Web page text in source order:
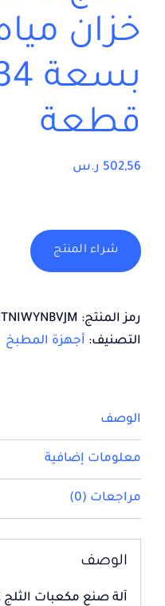
خزان
قطعة
502,56 ر.س
شراء المنتج
رمز المنتج:
التصنيف: أجهزة المطبخ
الوصف
معلومات إضافية
مراجعات (0)
الوصف